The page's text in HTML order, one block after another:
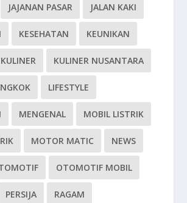
JAJANAN PASAR JALAN KAKI
KESEHATAN KEUNIKAN
KULINER KULINER NUSANTARA
LIFESTYLE
MENGENAL MOBIL LISTRIK
MOTOR MATIC NEWS
OTOMOTIF MOBIL
PERSIJA RAGAM